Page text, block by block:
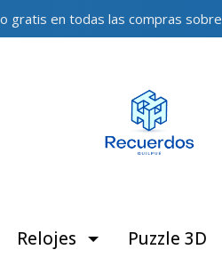
gratis en todas las compras sobre
Relojes Puzzle 3D